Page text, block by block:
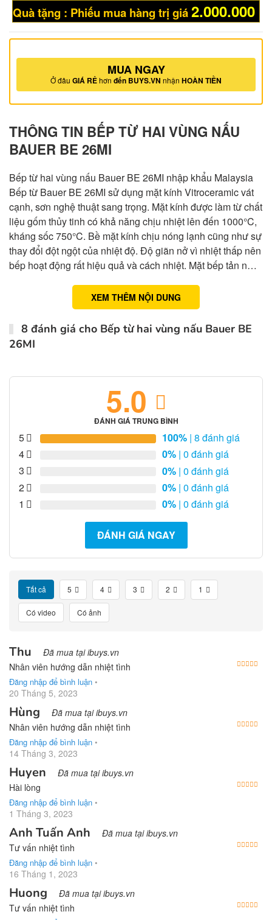
Quà tặng : Phiếu mua hàng trị giá2.000.000
MUA NGAY
Ở đâu GIÁ RẺhơn đến BUYS.VN nhận HOÀN TIỀN
THÔNG TIN BẾP TỪ HAI VÙNG NẤU
BAUER BE 26MI
Bếp từ hai vùng nấu Bauer BE 26MI nhập khẩu Malaysia
Bếp từ Bauer BE 26MI sử dụng mặt kính Vitroceramic vát
cạnh, sơn nghệ thuật sang trọng. Mặt kính được làm từ chất
liệu gốm thủy tinh có khả năng chịu nhiệt lên đến 1000°C,
kháng sốc 750°C. Bề mặt kính chịu nóng lạnh cũng như sự
thay đổi đột ngột của nhiệt độ. Độ giãn nở vì nhiệt thấp nên
bếp hoạt động rất hiệu quả và cách nhiệt. Mặt bếp tản n…
XEM THÊM NỘI DUNG
8 đánh giá cho Bếp từ hai vùng nấu Bauer BE
26MI
5.0
ĐÁNH GIÁ TRUNG BÌNH
5 100% | 8 đánh giá
4
0% | 0 đánh giá
3
0% | 0 đánh giá
2
0% | 0 đánh giá
1
0% | 0 đánh giá
ĐÁNH GIÁ NGAY
Tất cả 5 4 3 2 1
Có video Có ảnh
Thu Đã mua tại ibuys.vn
Nhân viên hướng dẫn nhiệt tình
Đăng nhập để bình luận •
20 Tháng 5, 2023
Hùng Đã mua tại ibuys.vn
Nhân viên hướng dẫn nhiệt tình
Đăng nhập để bình luận •
14 Tháng 3, 2023
Huyen Đã mua tại ibuys.vn
Hài lòng
Đăng nhập để bình luận •
1 Tháng 3, 2023
Anh Tuấn Anh Đã mua tại ibuys.vn
Tư vấn nhiệt tình
Đăng nhập để bình luận •
16 Tháng 1, 2023
Huong Đã mua tại ibuys.vn
Tư vấn nhiệt tình